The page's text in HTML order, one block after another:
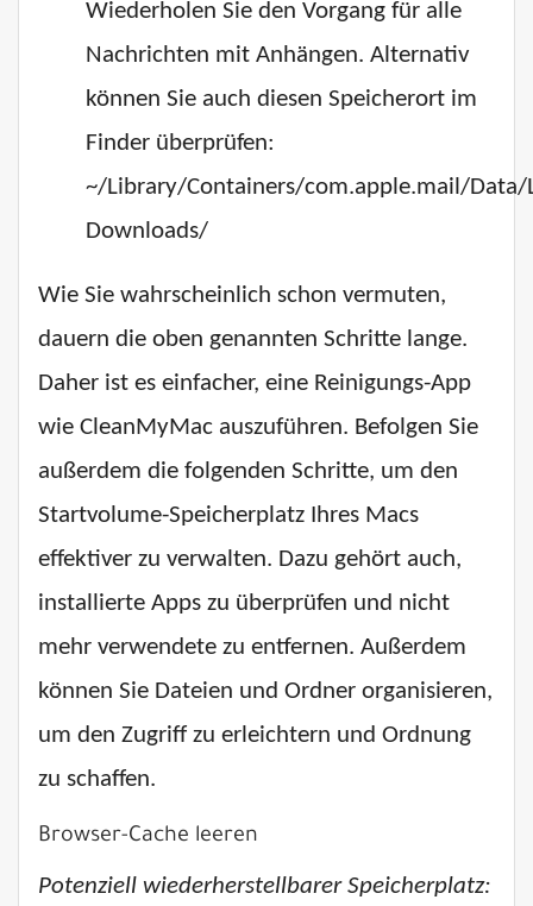
Wiederholen Sie den Vorgang für alle
Nachrichten mit Anhängen. Alternativ
können Sie auch diesen Speicherort im
Finder überprüfen:
~/Library/Containers/com.apple.mail/
Downloads/
Wie Sie wahrscheinlich schon vermuten,
dauern die oben genannten Schritte lange.
Daher ist es einfacher, eine Reinigungs-App
wie CleanMyMac auszuführen. Befolgen Sie
außerdem die folgenden Schritte, um den
Startvolume-Speicherplatz Ihres Macs
effektiver zu verwalten. Dazu gehört auch,
installierte Apps zu überprüfen und nicht
mehr verwendete zu entfernen. Außerdem
können Sie Dateien und Ordner organisieren,
um den Zugriff zu erleichtern und Ordnung
zu schaffen.
Browser-Cache leeren
Potenziell wiederherstellbarer Speicherplatz: